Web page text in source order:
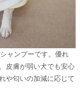
ャンプーです。優れ
皮膚が弱い犬でも安心
や匂いの加減に応じて